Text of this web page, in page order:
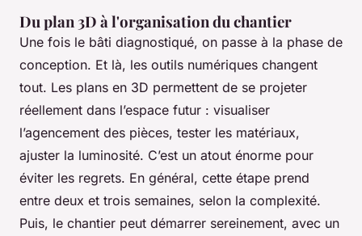
Du plan 3D à l'organisation du chantier
Une fois le bâti diagnostiqué, on passe à la phase de
conception. Et là, les outils numériques changent
tout. Les plans en 3D permettent de se projeter
réellement dans l’espace futur : visualiser
l’agencement des pièces, tester les matériaux,
ajuster la luminosité. C’est un atout énorme pour
éviter les regrets. En général, cette étape prend
entre deux et trois semaines, selon la complexité.
Puis, le chantier peut démarrer sereinement, avec un